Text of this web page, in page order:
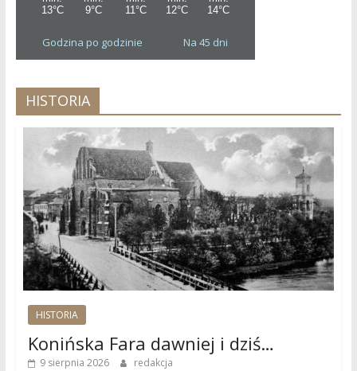
Godzina po godzinie Na 45 dni
HISTORIA
HISTORIA
Konińska Fara dawniej i dziś…
9 sierpnia 2026 redakcja